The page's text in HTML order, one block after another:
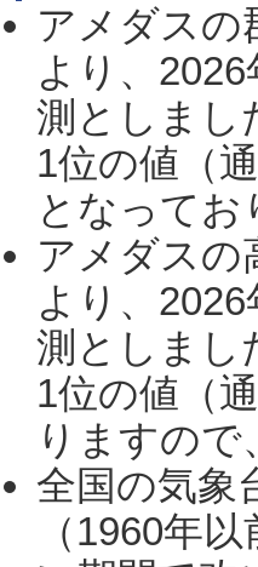
アメダスの
より、
測としまし
1位の値（
となってお
アメダスの
より、
測としまし
1位の値（
りますので
全国の気象
（1960年